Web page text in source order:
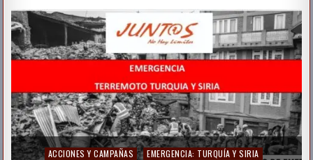
ACCIONES Y CAMPAÑAS
EMERGENCIA: TURQUÍA Y SIRIA